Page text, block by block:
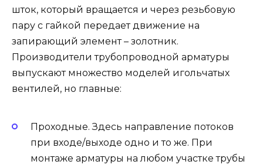
шток, который вращается и через резьбовую
пару с гайкой передает движение на
запирающий элемент – золотник.
Производители трубопроводной арматуры
выпускают множество моделей игольчатых
вентилей, но главные:
Проходные. Здесь направление потоков
при входе/выходе одно и то же. При
монтаже арматуры на любом участке трубы